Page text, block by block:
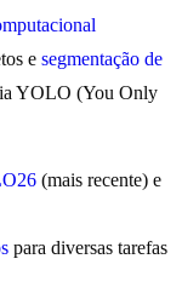
e segmentação de
YOLO (You Only
(mais recente) e
para diversas tarefas